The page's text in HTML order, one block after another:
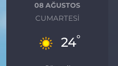
08 AĞUSTOS
CUMARTESI
24°